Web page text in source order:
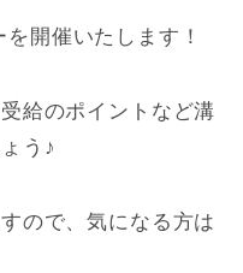
を開催いたします！
給のポイントなど溝
う♪
ので、気になる方は